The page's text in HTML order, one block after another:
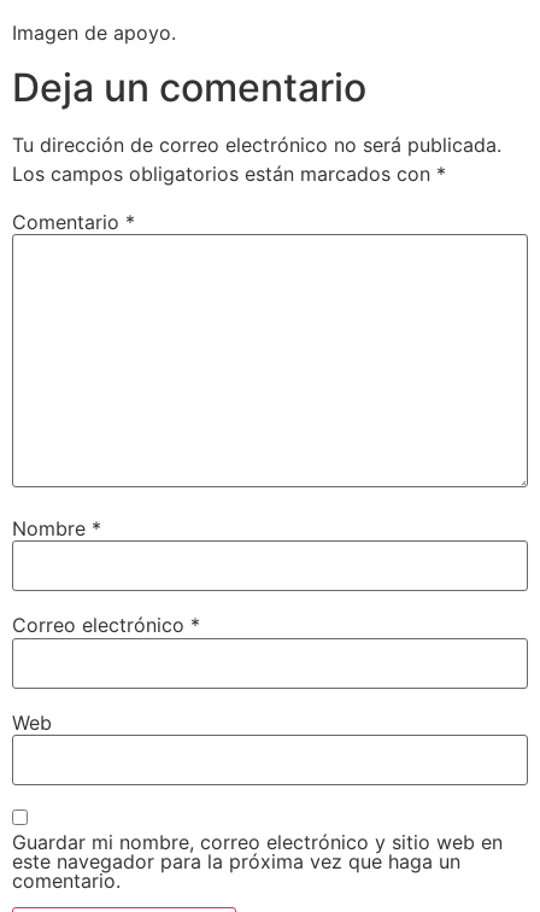
Imagen de apoyo.
Deja un comentario
Tu dirección de correo electrónico no será publicada.
Los campos obligatorios están marcados con *
Comentario *
Nombre *
Correo electrónico *
Web
Guardar mi nombre, correo electrónico y sitio web en
este navegador para la próxima vez que haga un
comentario.